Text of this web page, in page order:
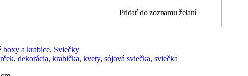
Pridať do zoznamu želaní
boxy a krabice, Sviečky
, dekorácia, krabička, kvety, sójová sviečka, sviečka